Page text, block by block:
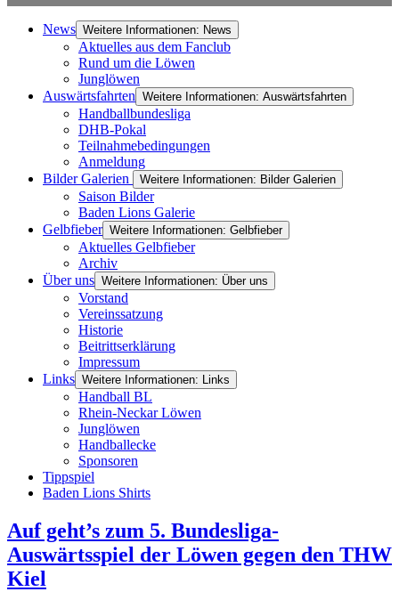
News Weitere Informationen: News
Aktuelles aus dem Fanclub
Rund um die Löwen
Junglöwen
Auswärtsfahrten Weitere Informationen: Auswärtsfahrten
Handballbundesliga
DHB-Pokal
Teilnahmebedingungen
Anmeldung
Bilder Galerien
Weitere Informationen: Bilder Galerien
Saison Bilder
Baden Lions Galerie
Gelbfieber Weitere Informationen: Gelbfieber
Aktuelles Gelbfieber
Archiv
Über uns Weitere Informationen: Über uns
Vorstand
Vereinssatzung
Historie
Beitrittserklärung
Impressum
Links Weitere Informationen: Links
Handball BL
Rhein-Neckar Löwen
Junglöwen
Handballecke
Sponsoren
Tippspiel
Baden Lions Shirts
Auf geht’s zum 5. Bundesliga-
Auswärtsspiel der Löwen gegen den THW
Kiel